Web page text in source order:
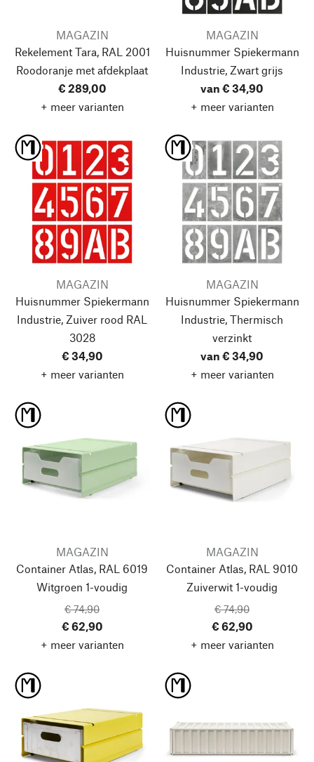
MAGAZIN
Rekelement Tara, RAL 2001
Roodoranje met afdekplaat
€ 289,00
+ meer varianten
MAGAZIN
Huisnummer Spiekermann
Industrie, Zwart grijs
van € 34,90
+ meer varianten
MAGAZIN
Huisnummer Spiekermann
Industrie, Zuiver rood RAL
3028
€ 34,90
+ meer varianten
MAGAZIN
Huisnummer Spiekermann
Industrie, Thermisch
verzinkt
van € 34,90
+ meer varianten
MAGAZIN
Container Atlas, RAL 6019
Witgroen 1-voudig
€ 74,90
€ 62,90
+ meer varianten
MAGAZIN
Container Atlas, RAL 9010
Zuiverwit 1-voudig
€ 74,90
€ 62,90
+ meer varianten